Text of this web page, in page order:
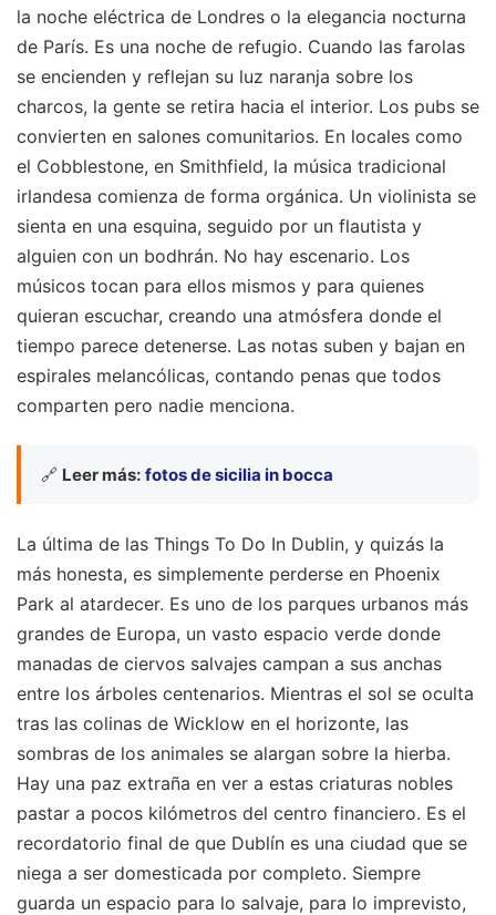
la noche eléctrica de Londres o la elegancia nocturna
de París. Es una noche de refugio. Cuando las farolas
se encienden y reflejan su luz naranja sobre los
charcos, la gente se retira hacia el interior. Los pubs se
convierten en salones comunitarios. En locales como
el Cobblestone, en Smithfield, la música tradicional
irlandesa comienza de forma orgánica. Un violinista se
sienta en una esquina, seguido por un flautista y
alguien con un bodhrán. No hay escenario. Los
músicos tocan para ellos mismos y para quienes
quieran escuchar, creando una atmósfera donde el
tiempo parece detenerse. Las notas suben y bajan en
espirales melancólicas, contando penas que todos
comparten pero nadie menciona.
🔗 Leer más: fotos de sicilia in bocca
La última de las Things To Do In Dublin, y quizás la
más honesta, es simplemente perderse en Phoenix
Park al atardecer. Es uno de los parques urbanos más
grandes de Europa, un vasto espacio verde donde
manadas de ciervos salvajes campan a sus anchas
entre los árboles centenarios. Mientras el sol se oculta
tras las colinas de Wicklow en el horizonte, las
sombras de los animales se alargan sobre la hierba.
Hay una paz extraña en ver a estas criaturas nobles
pastar a pocos kilómetros del centro financiero. Es el
recordatorio final de que Dublín es una ciudad que se
niega a ser domesticada por completo. Siempre
guarda un espacio para lo salvaje, para lo imprevisto,